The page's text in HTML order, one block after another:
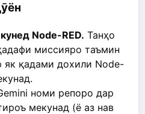
Node-RED. Танҳо
миссияро таъмин
як қадами дохили Node-
номи репоро дар
мекунад (ё аз нав